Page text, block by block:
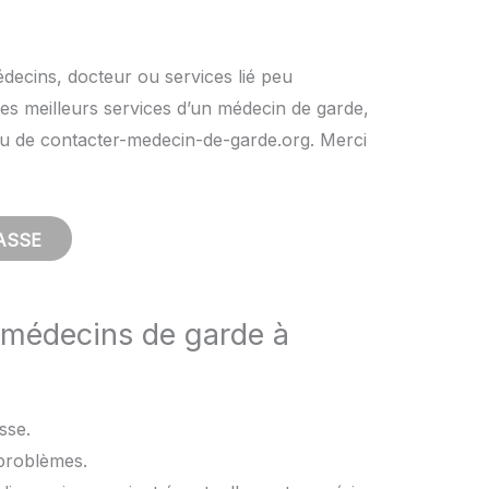
docteur ou services lié peu
meilleurs services d’un médecin de garde,
de contacter-medecin-de-garde.org. Merci
de garde à